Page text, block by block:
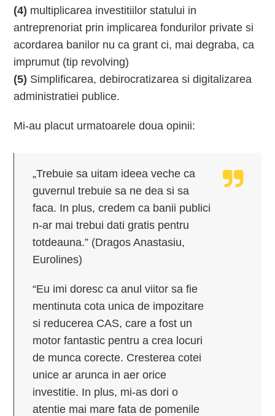
(4) multiplicarea investitiilor statului in
antreprenoriat prin implicarea fondurilor private si
acordarea banilor nu ca grant ci, mai degraba, ca
imprumut (tip revolving)
(5) Simplificarea, debirocratizarea si digitalizarea
administratiei publice.
Mi-au placut urmatoarele doua opinii:
„Trebuie sa uitam ideea veche ca
guvernul trebuie sa ne dea si sa
faca. In plus, credem ca banii publici
n-ar mai trebui dati gratis pentru
totdeauna.” (Dragos Anastasiu,
Eurolines)
“Eu imi doresc ca anul viitor sa fie
mentinuta cota unica de impozitare
si reducerea CAS, care a fost un
motor fantastic pentru a crea locuri
de munca corecte. Cresterea cotei
unice ar arunca in aer orice
investitie. In plus, mi-as dori o
atentie mai mare fata de pomenile